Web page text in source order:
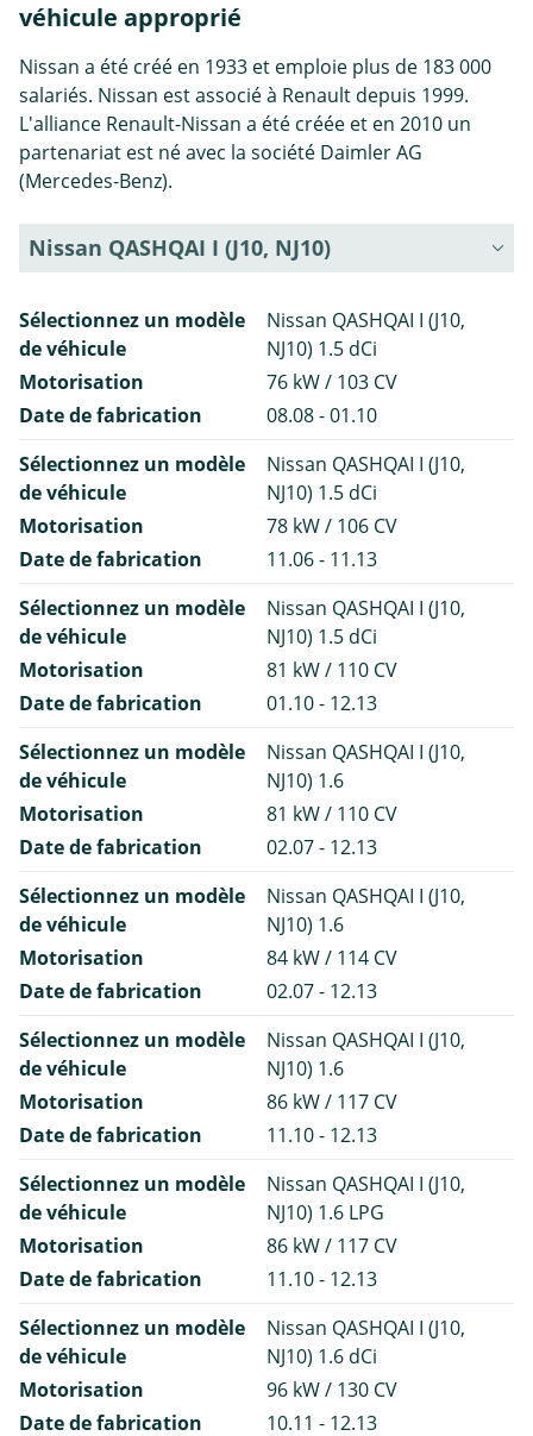
véhicule approprié
Nissan a été créé en 1933 et emploie plus de 183 000
salariés. Nissan est associé à Renault depuis 1999.
L'alliance Renault-Nissan a été créée et en 2010 un
partenariat est né avec la société Daimler AG
(Mercedes-Benz).
Nissan QASHQAI I (J10, NJ10)
Sélectionnez un modèle
de véhicule
Nissan QASHQAI I (J10,
NJ10) 1.5 dCi
Motorisation
76 kW / 103 CV
Date de fabrication
08.08 - 01.10
Sélectionnez un modèle
de véhicule
Nissan QASHQAI I (J10,
NJ10) 1.5 dCi
Motorisation
78 kW / 106 CV
Date de fabrication
11.06 - 11.13
Sélectionnez un modèle
de véhicule
Nissan QASHQAI I (J10,
NJ10) 1.5 dCi
Motorisation
81 kW / 110 CV
Date de fabrication
01.10 - 12.13
Sélectionnez un modèle
de véhicule
Nissan QASHQAI I (J10,
NJ10) 1.6
Motorisation
81 kW / 110 CV
Date de fabrication
02.07 - 12.13
Sélectionnez un modèle
de véhicule
Nissan QASHQAI I (J10,
NJ10) 1.6
Motorisation
84 kW / 114 CV
Date de fabrication
02.07 - 12.13
Sélectionnez un modèle
de véhicule
Nissan QASHQAI I (J10,
NJ10) 1.6
Motorisation
86 kW / 117 CV
Date de fabrication
11.10 - 12.13
Sélectionnez un modèle
de véhicule
Nissan QASHQAI I (J10,
NJ10) 1.6 LPG
Motorisation
86 kW / 117 CV
Date de fabrication
11.10 - 12.13
Sélectionnez un modèle
de véhicule
Nissan QASHQAI I (J10,
NJ10) 1.6 dCi
Motorisation
96 kW / 130 CV
Date de fabrication
10.11 - 12.13